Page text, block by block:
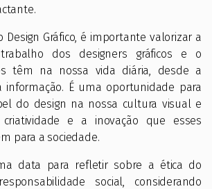
Design Gráfico, é importante valorizar a
dos designers gráficos e o
têm na nossa vida diária, desde a
informação. É uma oportunidade para
do design na nossa cultura visual e
e a inovação que esses
para a sociedade.
data para refletir sobre a ética do
social, considerando